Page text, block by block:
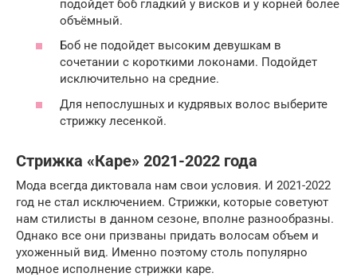
подойдет боб гладкий у висков и у корней более
объёмный.
Боб не подойдет высоким девушкам в
сочетании с короткими локонами. Подойдет
исключительно на средние.
Для непослушных и кудрявых волос выберите
стрижку лесенкой.
Стрижка «Каре» 2021-2022 года
Мода всегда диктовала нам свои условия. И 2021-2022
год не стал исключением. Стрижки, которые советуют
нам стилисты в данном сезоне, вполне разнообразны.
Однако все они призваны придать волосам объем и
ухоженный вид. Именно поэтому столь популярно
модное исполнение стрижки каре.